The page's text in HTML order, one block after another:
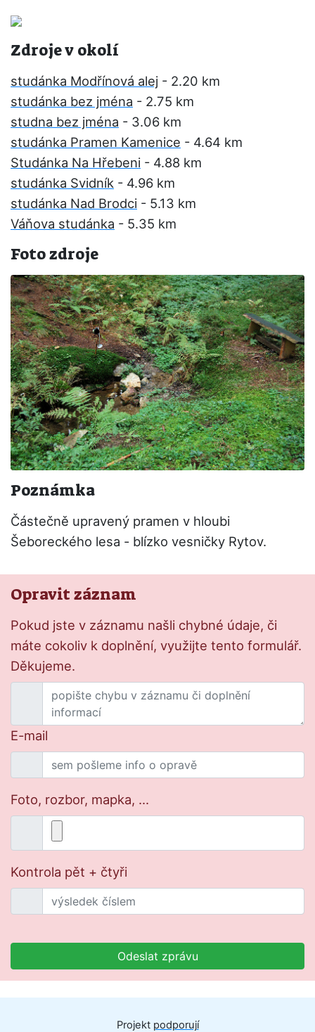
Zdroje v okolí
studánka Modřínová alej - 2.20 km
studánka bez jména - 2.75 km
studna bez jména - 3.06 km
studánka Pramen Kamenice - 4.64 km
Studánka Na Hřebeni - 4.88 km
studánka Svidník - 4.96 km
studánka Nad Brodci - 5.13 km
Váňova studánka - 5.35 km
Foto zdroje
Poznámka
Částečně upravený pramen v hloubi
Šeboreckého lesa - blízko vesničky Rytov.
Opravit záznam
Pokud jste v záznamu našli chybné údaje, či
máte cokoliv k doplnění, využijte tento formulář.
Děkujeme.
E-mail
Foto, rozbor, mapka, ...
Kontrola pět + čtyři
Odeslat zprávu
Projekt podporují